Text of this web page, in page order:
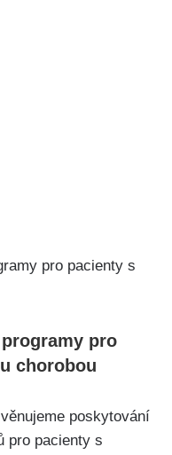
pro
chorobou
poskytování
pro pacienty s